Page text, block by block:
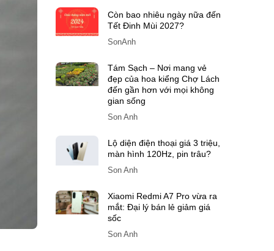
Còn bao nhiêu ngày nữa đến
Tết Đinh Mùi 2027?
SonAnh
Tám Sạch – Nơi mang vẻ
đẹp của hoa kiểng Chợ Lách
đến gần hơn với mọi không
gian sống
Son Anh
Lộ diện điện thoại giá 3 triệu,
màn hình 120Hz, pin trâu?
Son Anh
Xiaomi Redmi A7 Pro vừa ra
mắt: Đại lý bán lẻ giảm giá
sốc
Son Anh